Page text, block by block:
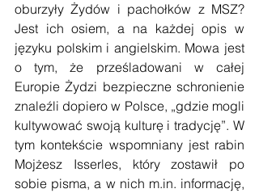
oburzyły Żydów i pachołków z MSZ?
Jest ich osiem, a na każdej opis w
języku polskim i angielskim. Mowa jest
o tym, że prześladowani w całej
Europie Żydzi bezpieczne schronienie
znaleźli dopiero w Polsce, „gdzie mogli
kultywować swoją kulturę i tradycję”. W
tym kontekście wspomniany jest rabin
Mojżesz Isserles, który zostawił po
sobie pisma, a w nich m.in. informację,